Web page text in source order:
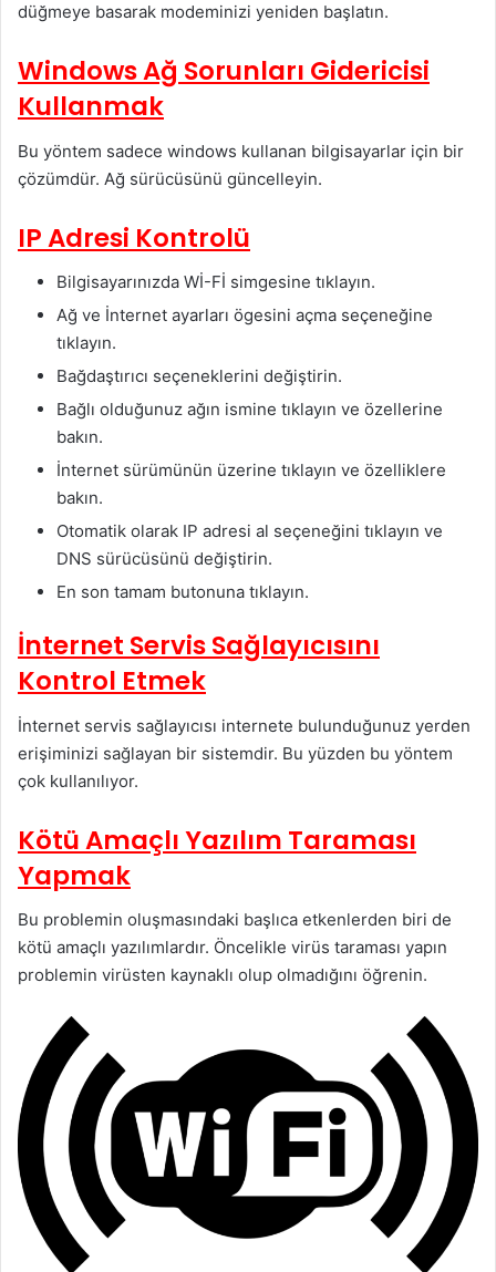
düğmeye basarak modeminizi yeniden başlatın.
Windows Ağ Sorunları Gidericisi
Kullanmak
Bu yöntem sadece windows kullanan bilgisayarlar için bir
çözümdür. Ağ sürücüsünü güncelleyin.
IP Adresi Kontrolü
Bilgisayarınızda Wİ-Fİ simgesine tıklayın.
Ağ ve İnternet ayarları ögesini açma seçeneğine
tıklayın.
Bağdaştırıcı seçeneklerini değiştirin.
Bağlı olduğunuz ağın ismine tıklayın ve özellerine
bakın.
İnternet sürümünün üzerine tıklayın ve özelliklere
bakın.
Otomatik olarak IP adresi al seçeneğini tıklayın ve
DNS sürücüsünü değiştirin.
En son tamam butonuna tıklayın.
İnternet Servis Sağlayıcısını
Kontrol Etmek
İnternet servis sağlayıcısı internete bulunduğunuz yerden
erişiminizi sağlayan bir sistemdir. Bu yüzden bu yöntem
çok kullanılıyor.
Kötü Amaçlı Yazılım Taraması
Yapmak
Bu problemin oluşmasındaki başlıca etkenlerden biri de
kötü amaçlı yazılımlardır. Öncelikle virüs taraması yapın
problemin virüsten kaynaklı olup olmadığını öğrenin.